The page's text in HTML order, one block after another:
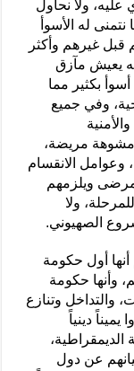
عليه، ولا نحاول
له الأسوأ
قبل غيرهم وأكثر
يعيش مآزق
بكثير مما
وفي جميع
مشوهة مريضة،
وعوامل الانقسام
مرضى ويلزمهم
ولا
الصهيوني.
أول حكومة
وأنها حكومة
والتداخل وتنازع
دينياً
عن دول